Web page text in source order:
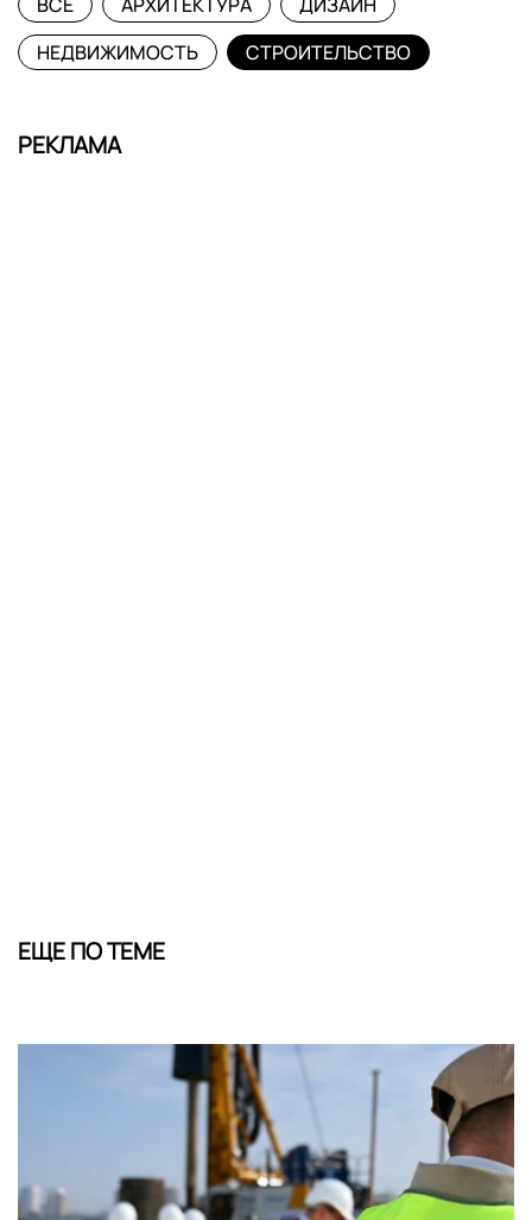
НЕДВИЖИМОСТЬ
СТРОИТЕЛЬСТВО
РЕКЛАМА
ЕЩЕ ПО ТЕМЕ